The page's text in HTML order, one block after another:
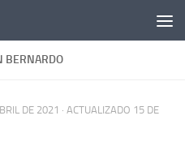
BERNARDO
DE 2021 · ACTUALIZADO 15 DE